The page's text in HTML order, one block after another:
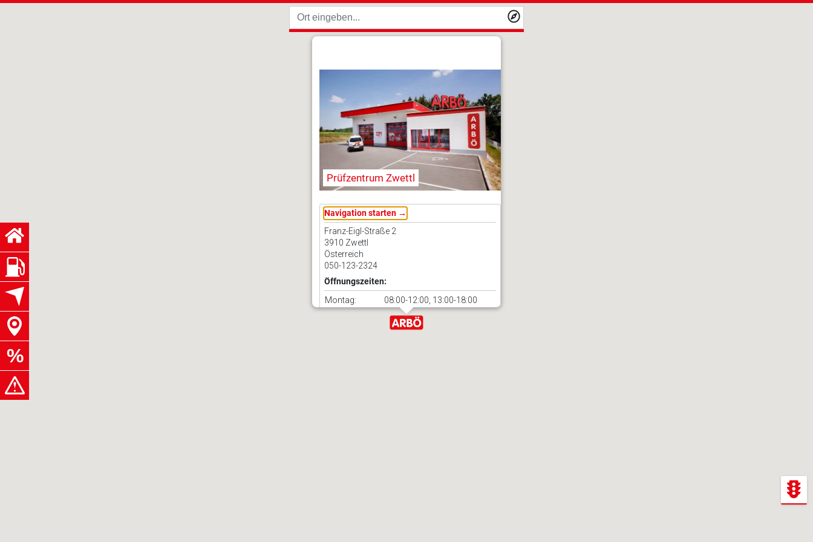
Prüfzentrum Zwettl
Navigation starten →
Franz-Eigl-Straße 2
3910 Zwettl
Österreich
050-123-2324
Öffnungszeiten:
Montag:
08:00-12:00, 13:00-18:00
Dienstag:
08:00-12:00, 13:00-18:00
08:00-12:00, 13:00-18:00